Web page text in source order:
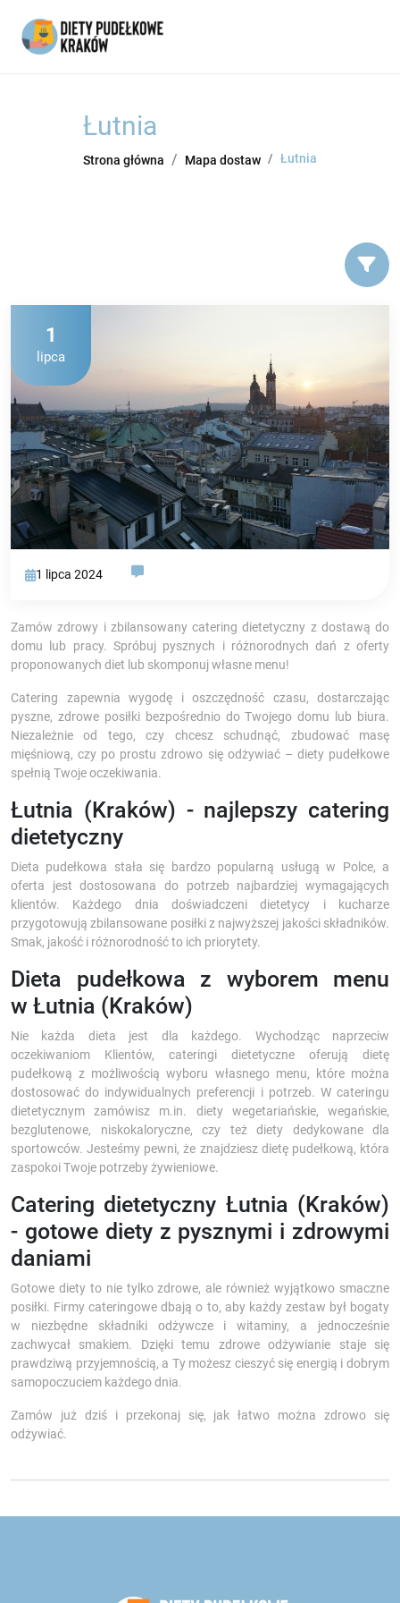
Łutnia
Strona główna Mapa dostaw Łutnia
1 lipca 2024
1
lipca
Zamów zdrowy i zbilansowany catering dietetyczny z dostawą do
domu lub pracy. Spróbuj pysznych i różnorodnych dań z oferty
proponowanych diet lub skomponuj własne menu!
Catering zapewnia wygodę i oszczędność czasu, dostarczając
pyszne, zdrowe posiłki bezpośrednio do Twojego domu lub biura.
Niezależnie od tego, czy chcesz schudnąć, zbudować masę
mięśniową, czy po prostu zdrowo się odżywiać – diety pudełkowe
spełnią Twoje oczekiwania.
Łutnia (Kraków) - najlepszy catering
dietetyczny
Dieta pudełkowa stała się bardzo popularną usługą w Polce, a
oferta jest dostosowana do potrzeb najbardziej wymagających
klientów. Każdego dnia doświadczeni dietetycy i kucharze
przygotowują zbilansowane posiłki z najwyższej jakości składników.
Smak, jakość i różnorodność to ich priorytety.
Dieta pudełkowa z wyborem menu
w Łutnia (Kraków)
Nie każda dieta jest dla każdego. Wychodząc naprzeciw
oczekiwaniom Klientów, cateringi dietetyczne oferują dietę
pudełkową z możliwością wyboru własnego menu, które można
dostosować do indywidualnych preferencji i potrzeb. W cateringu
dietetycznym zamówisz m.in. diety wegetariańskie, wegańskie,
bezglutenowe, niskokaloryczne, czy też diety dedykowane dla
sportowców. Jesteśmy pewni, że znajdziesz dietę pudełkową, która
zaspokoi Twoje potrzeby żywieniowe.
Catering dietetyczny Łutnia (Kraków)
- gotowe diety z pysznymi i zdrowymi
daniami
Gotowe diety to nie tylko zdrowe, ale również wyjątkowo smaczne
posiłki. Firmy cateringowe dbają o to, aby każdy zestaw był bogaty
w niezbędne składniki odżywcze i witaminy, a jednocześnie
zachwycał smakiem. Dzięki temu zdrowe odżywianie staje się
prawdziwą przyjemnością, a Ty możesz cieszyć się energią i dobrym
samopoczuciem każdego dnia.
Zamów już dziś i przekonaj się, jak łatwo można zdrowo się
odżywiać.